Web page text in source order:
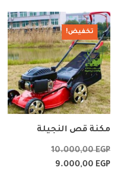
تخفيض!
مكنة قص النجيلة
10.000,00EGP
9.000,00 EGP